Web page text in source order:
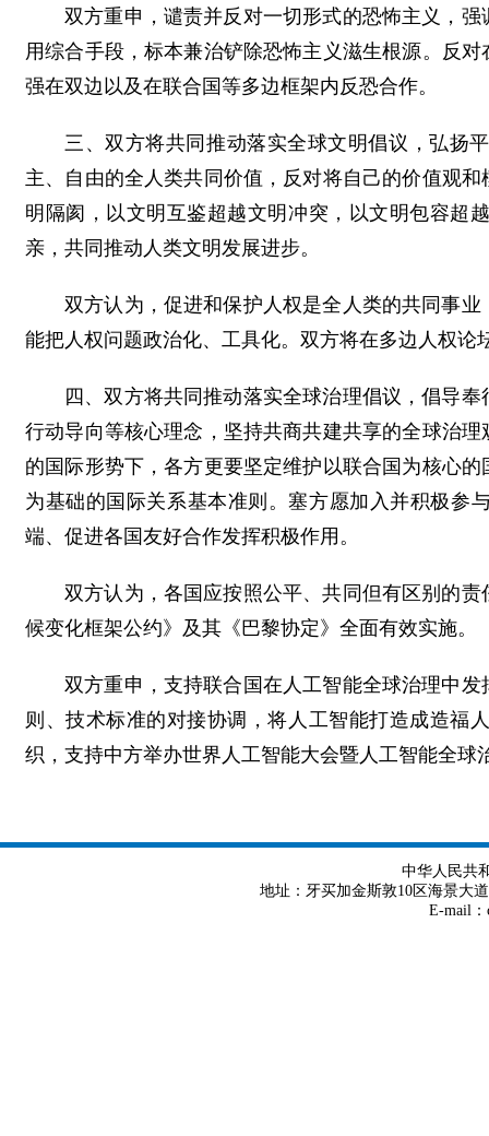
双方重申，谴责并反对一切形式的恐怖主义，
用综合手段，标本兼治铲除恐怖主义滋生根源。反
强在双边以及在联合国等多边框架内反恐合作。
三、双方将共同推动落实全球文明倡议，弘扬
主、自由的全人类共同价值，反对将自己的价值观
明隔阂，以文明互鉴超越文明冲突，以文明包容超
亲，共同推动人类文明发展进步。
双方认为，促进和保护人权是全人类的共同事
能把人权问题政治化、工具化。双方将在多边人权
四、双方将共同推动落实全球治理倡议，倡导
行动导向等核心理念，坚持共商共建共享的全球治
的国际形势下，各方更要坚定维护以联合国为核心
为基础的国际关系基本准则。塞方愿加入并积极参
端、促进各国友好合作发挥积极作用。
双方认为，各国应按照公平、共同但有区别的
候变化框架公约》及其《巴黎协定》全面有效实施。
双方重申，支持联合国在人工智能全球治理中
则、技术标准的对接协调，将人工智能打造成造福
织，支持中方举办世界人工智能大会暨人工智能全球
中华人民共
地址：牙买加金斯敦10区海景大道
E-mail：